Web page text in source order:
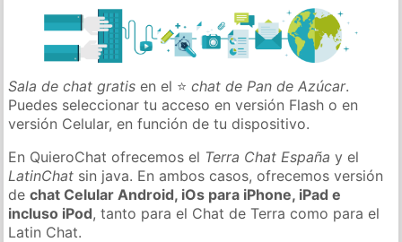
Sala de chat gratis en el ⭐chat de Pan de Azúcar.
Puedes seleccionar tu acceso en versión Flash o en
versión Celular, en función de tu dispositivo.
En QuieroChat ofrecemos el Terra Chat España y el
LatinChat sin java. En ambos casos, ofrecemos versión
dechat Celular Android, iOs para iPhone, iPad e
incluso iPod, tanto para el Chat de Terra como para el
Latin Chat.